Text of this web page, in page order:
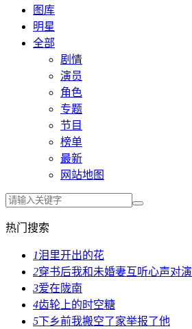
图库
明星
全部
剧情
演员
角色
专题
节目
榜单
最新
网站地图
热门搜索
1泪里开出的花
2穿书后我和未婚妻互听心声对演
3爱在陇南
4齿轮上的时空糖
5下乡前我搬空了家举报了他